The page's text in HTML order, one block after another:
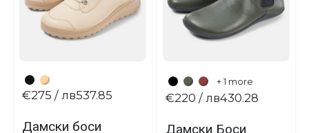
Дамски боси
€275 / лв537.85
+ 1 more
Дамски Боси
€220 / лв430.28